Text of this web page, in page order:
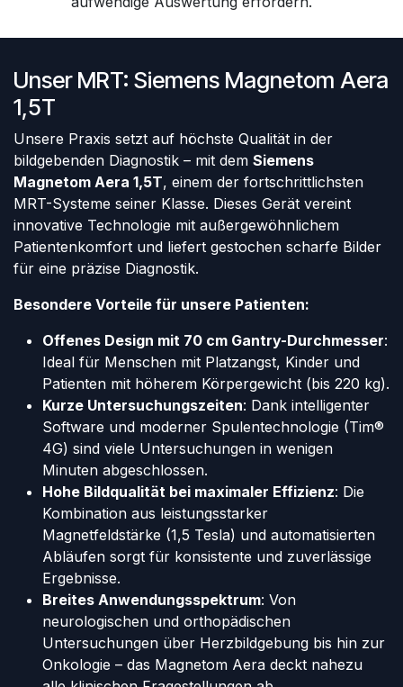
Unser MRT: Siemens Magnetom Aera
1,5T
Unsere Praxis setzt auf höchste Qualität in der
bildgebenden Diagnostik – mit dem Siemens
Magnetom Aera 1,5T, einem der fortschrittlichsten
MRT-Systeme seiner Klasse. Dieses Gerät vereint
innovative Technologie mit außergewöhnlichem
Patientenkomfort und liefert gestochen scharfe Bilder
für eine präzise Diagnostik.
Besondere Vorteile für unsere Patienten:
Offenes Design mit 70 cm Gantry-Durchmesser:
Ideal für Menschen mit Platzangst, Kinder und
Patienten mit höherem Körpergewicht (bis 220 kg).
Kurze Untersuchungszeiten: Dank intelligenter
Software und moderner Spulentechnologie (Tim®
4G) sind viele Untersuchungen in wenigen
Minuten abgeschlossen.
Hohe Bildqualität bei maximaler Effizienz: Die
Kombination aus leistungsstarker
Magnetfeldstärke (1,5 Tesla) und automatisierten
Abläufen sorgt für konsistente und zuverlässige
Ergebnisse.
Breites Anwendungsspektrum: Von
neurologischen und orthopädischen
Untersuchungen über Herzbildgebung bis hin zur
Onkologie – das Magnetom Aera deckt nahezu